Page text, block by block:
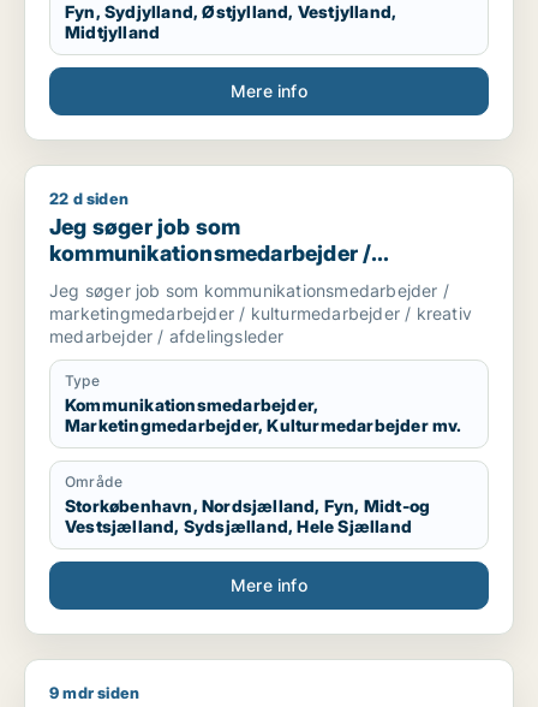
Fyn, Sydjylland, Østjylland, Vestjylland,
Midtjylland
Mere info
Jeg søger job som kommunikationsmedarbejder /
22 d siden
Jeg søger job som
kommunikationsmedarbejder /
marketingmedarbejder /
kulturmedarbejder / kreativ medarbejder /
afdelingsleder
Jeg søger job som kommunikationsmedarbejder /
marketingmedarbejder / kulturmedarbejder / kreativ
medarbejder / afdelingsleder
Type
Kommunikationsmedarbejder,
Marketingmedarbejder, Kulturmedarbejder mv.
Område
Storkøbenhavn, Nordsjælland, Fyn, Midt-og
Vestsjælland, Sydsjælland, Hele Sjælland
Mere info
Jeg søger job som kommunikationsmedarbejder /
9 mdr siden